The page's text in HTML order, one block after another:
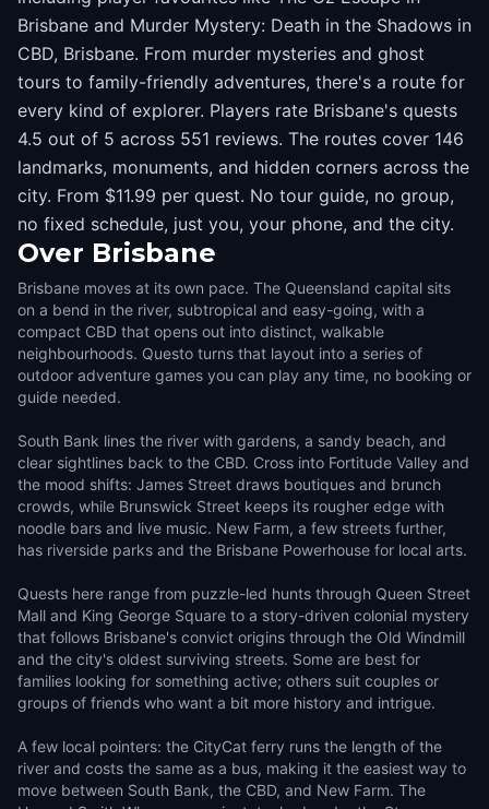
Brisbane and Murder Mystery: Death in the Shadows in
CBD, Brisbane. From murder mysteries and ghost
tours to family-friendly adventures, there's a route for
every kind of explorer. Players rate Brisbane's quests
4.5 out of 5 across 551 reviews. The routes cover 146
landmarks, monuments, and hidden corners across the
city. From $11.99 per quest. No tour guide, no group,
no fixed schedule, just you, your phone, and the city.
Over Brisbane
Brisbane moves at its own pace. The Queensland capital sits
on a bend in the river, subtropical and easy-going, with a
compact CBD that opens out into distinct, walkable
neighbourhoods. Questo turns that layout into a series of
outdoor adventure games you can play any time, no booking or
guide needed.
South Bank lines the river with gardens, a sandy beach, and
clear sightlines back to the CBD. Cross into Fortitude Valley and
the mood shifts: James Street draws boutiques and brunch
crowds, while Brunswick Street keeps its rougher edge with
noodle bars and live music. New Farm, a few streets further,
has riverside parks and the Brisbane Powerhouse for local arts.
Quests here range from puzzle-led hunts through Queen Street
Mall and King George Square to a story-driven colonial mystery
that follows Brisbane's convict origins through the Old Windmill
and the city's oldest surviving streets. Some are best for
families looking for something active; others suit couples or
groups of friends who want a bit more history and intrigue.
A few local pointers: the CityCat ferry runs the length of the
river and costs the same as a bus, making it the easiest way to
move between South Bank, the CBD, and New Farm. The